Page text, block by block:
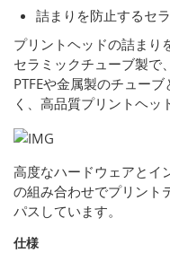
詰まりを防止するセ
プリントヘッドの詰まり
セラミックチューブ製で
PTFEや金属製のチュー
く、高品質プリントヘッ
高度なハードウェアとイ
の組み合わせでプリント
パスしています。
仕様